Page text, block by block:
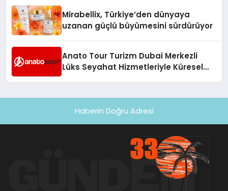
Mirabellix, Türkiye’den dünyaya
uzanan güçlü büyümesini sürdürüyor
Anato Tour Turizm Dubai Merkezli
Lüks Seyahat Hizmetleriyle Küresel
Haberin Doğru Adresi